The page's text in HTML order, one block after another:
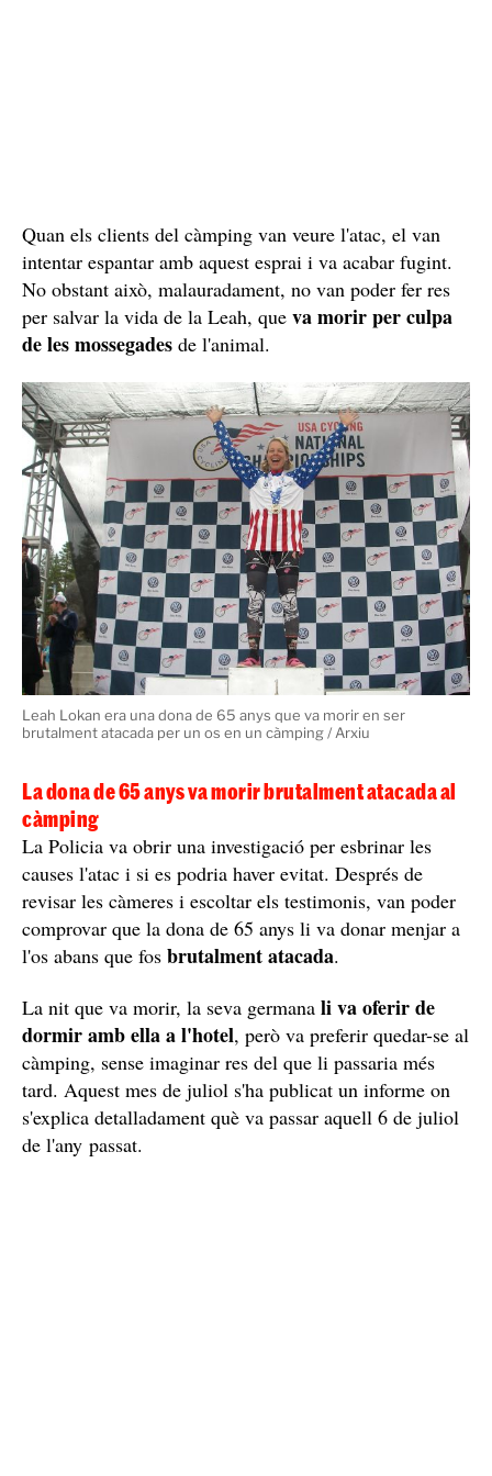
Quan els clients del càmping van veure l'atac, el van
intentar espantar amb aquest esprai i va acabar fugint.
No obstant això, malauradament, no van poder fer res
per salvar la vida de la Leah, que va morir per culpa
de les mossegades de l'animal.
Leah Lokan era una dona de 65 anys que va morir en ser
brutalment atacada per un os en un càmping / Arxiu
La dona de 65 anys va morir brutalment atacada al
càmping
La Policia va obrir una investigació per esbrinar les
causes l'atac i si es podria haver evitat. Després de
revisar les càmeres i escoltar els testimonis, van poder
comprovar que la dona de 65 anys li va donar menjar a
l'os abans que fos brutalment atacada.
La nit que va morir, la seva germana li va oferir de
dormir amb ella a l'hotel, però va preferir quedar-se al
càmping, sense imaginar res del que li passaria més
tard. Aquest mes de juliol s'ha publicat un informe on
s'explica detalladament què va passar aquell 6 de juliol
de l'any passat.